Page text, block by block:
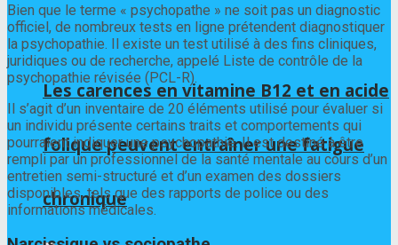
Les carences en vitamine B12 et en acide
folique peuvent entraîner une fatigue
chronique
Bien que le terme « psychopathe » ne soit pas un diagnostic
officiel, de nombreux tests en ligne prétendent diagnostiquer
la psychopathie. Il existe un test utilisé à des fins cliniques,
juridiques ou de recherche, appelé Liste de contrôle de la
psychopathie révisée (PCL-R).
Il s’agit d’un inventaire de 20 éléments utilisé pour évaluer si
un individu présente certains traits et comportements qui
pourraient indiquer une psychopathie. Il est destiné à être
rempli par un professionnel de la santé mentale au cours d’un
entretien semi-structuré et d’un examen des dossiers
disponibles, tels que des rapports de police ou des
informations médicales.